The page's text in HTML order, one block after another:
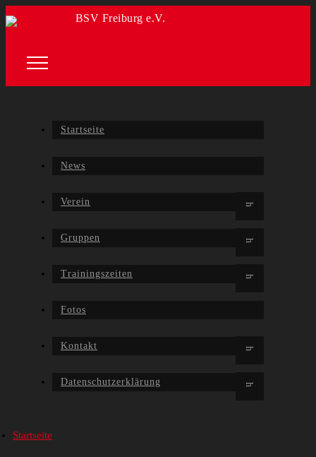
BSV Freiburg e.V.
Startseite
News
Verein
Gruppen
Trainingszeiten
Fotos
Kontakt
Datenschutzerklärung
Startseite